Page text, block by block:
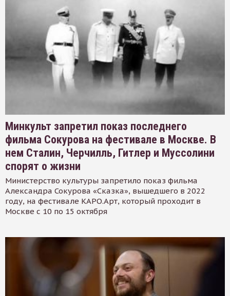
Минкульт запретил показ последнего
фильма Сокурова на фестивале в Москве. В
нем Сталин, Черчилль, Гитлер и Муссолини
спорят о жизни
Министерство культуры запретило показ фильма
Александра Сокурова «Сказка», вышедшего в 2022
году, на фестивале КАРО.Арт, который проходит в
Москве с 10 по 15 октября